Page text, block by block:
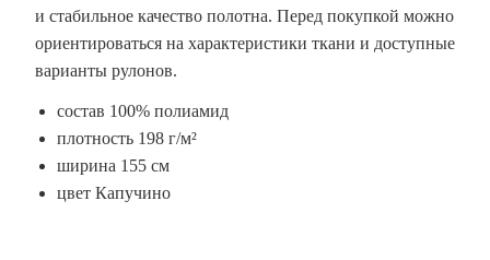
и стабильное качество полотна. Перед покупкой можно
ориентироваться на характеристики ткани и доступные
варианты рулонов.
состав 100% полиамид
плотность 198 г/м²
ширина 155 см
цвет Капучино